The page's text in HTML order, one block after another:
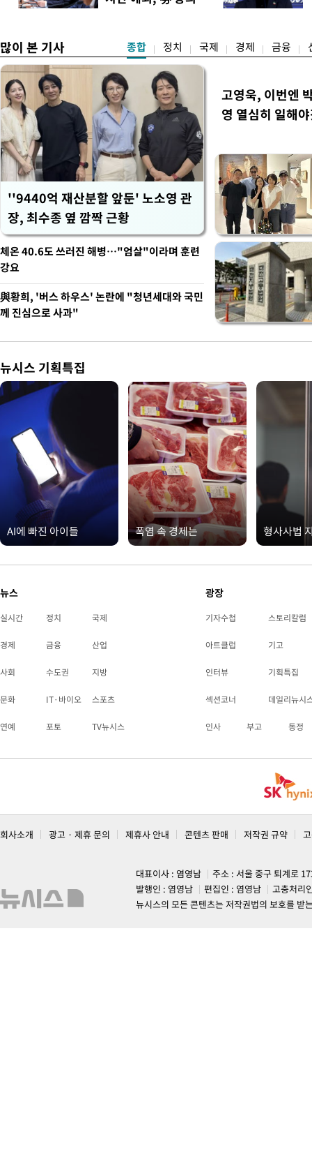
개편안은 지난 4일부터 오
많이 본 기사 종합 정치 국제 경제 금융
''9440억 재산분할 앞둔' 노소영 관
장, 최수종 옆 깜짝 근황
고영욱, 이번엔
영 열심히 일해
체온 40.6도 쓰러진 해병…"엄살"이라며 훈련
강요
與황희, '버스 하우스' 논란에 "청년세대와 국민
께 진심으로 사과"
뉴시스 기획특집
AI에 빠진 아이들 폭염 속 경제는 형사사법
뉴스
실시간 정치 국제
경제 금융 산업
사회 수도권 지방
문화 IT·바이오 스포츠
연예 포토 TV뉴시스
광장
기자수첩 스토리칼럼
아트클럽 기고
인터뷰 기획특집
섹션코너 데일리뉴시
인사 부고 동정
회사소개 광고 · 제휴 문의 제휴사 안내 콘텐츠 판매 저작권 규약
대표이사 : 염영남
주소 : 서울 중구 퇴계로
발행인 : 염영남
편집인 : 염영남
고충처리
뉴시스의 모든 콘텐츠는 저작권법의 보호를